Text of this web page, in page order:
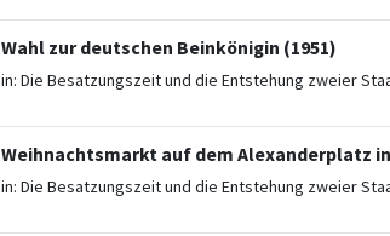
Wahl zur deutschen Beinkönigin (1951)
in: Die Besatzungszeit und die Entstehung zweier
Weihnachtsmarkt auf dem Alexanderplatz
in: Die Besatzungszeit und die Entstehung zweier